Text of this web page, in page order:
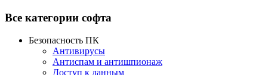
Все категории софта
Безопасность ПК
Антивирусы
Антиспам и антишпионаж
Доступ к данным